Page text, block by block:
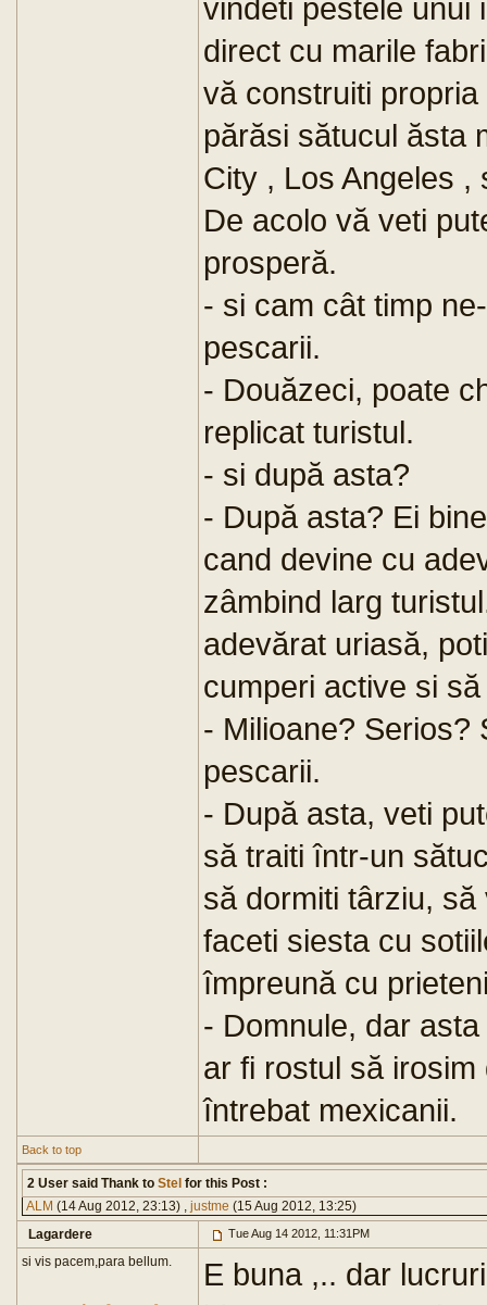
vindeti pestele unui
direct cu marile
vă construiti
părăsi sătucul ăsta
City , Los Angeles ,
De acolo vă veti
prosperă.
- si cam cât timp
pescarii.
- Douăzeci, poate
replicat turistul.
- si după asta?
- După asta? Ei
cand devine cu
zâmbind larg
adevărat uriasă,
cumperi active si
- Milioane? Serios?
pescarii.
- După asta, veti
să traiti într-un
să dormiti târziu,
faceti siesta cu
împreună cu
- Domnule, dar
ar fi rostul să
întrebat mexicanii.
Back to top
2 User said Thank to Stel for this Post :
ALM (14 Aug 2012, 23:13) , justme (15 Aug 2012, 13:25)
Lagardere
Tue Aug 14 2012, 11:31PM
si vis pacem,para bellum.
E buna ,.. dar